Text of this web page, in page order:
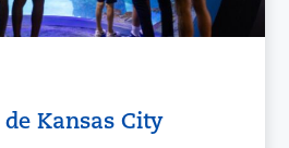
Kansas City